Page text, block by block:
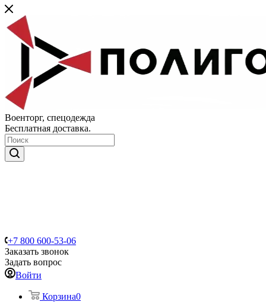
Военторг, спецодежда
Бесплатная доставка.
+7 800 600-53-06
Заказать звонок
Задать вопрос
Войти
Корзина0